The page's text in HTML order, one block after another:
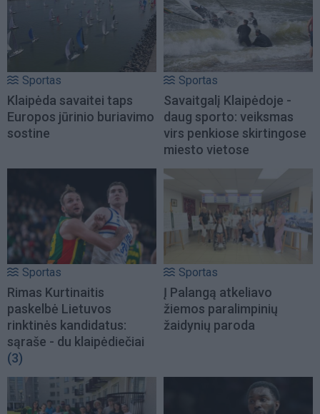
Sportas
Klaipėda savaitei taps
Europos jūrinio buriavimo
sostine
Sportas
Savaitgalį Klaipėdoje -
daug sporto: veiksmas
virs penkiose skirtingose
miesto vietose
Sportas
Rimas Kurtinaitis
paskelbė Lietuvos
rinktinės kandidatus:
sąraše - du klaipėdiečiai
(3)
Sportas
Į Palangą atkeliavo
žiemos paralimpinių
žaidynių paroda